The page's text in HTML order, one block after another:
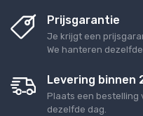
Prijsgarantie
Je krijgt een
We hanteren
Levering binnen
Plaats een bestelling
dezelfde dag.